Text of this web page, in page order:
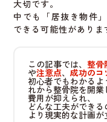
大切です。
中でも「居抜き物件
できる可能性がありま
この記事では、整骨
や注意点、成功のコ
初心者でもわかる
れから整骨院を開
費用が抑えられ、
どんな工夫ができる
より現実的な計画が